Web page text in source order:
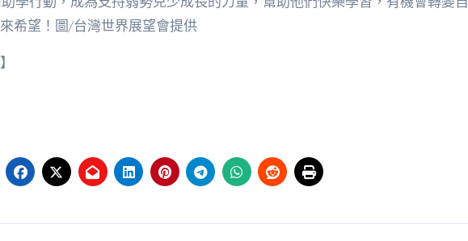
希望！圖/台灣世界展望會提供
】